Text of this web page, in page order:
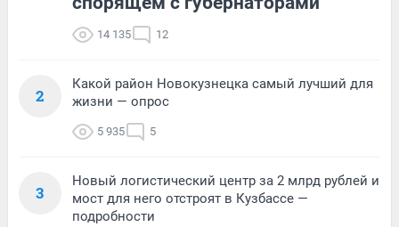
14 135 12
2
Какой район Новокузнецка самый лучший для
жизни — опрос
5 935 5
3
Новый логистический центр за 2 млрд рублей и
мост для него отстроят в Кузбассе —
подробности